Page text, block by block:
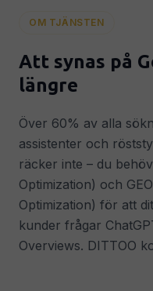
AI-integrationer
💬AI Chatbots
GPT-driven chatbot
⚡Automatiserade flöden
STRATEGI & SUPPORT
🗺️ Digital Strategi
Konkret 90-dagarsplan
Webmaster &
Säkerhet, uppdateringar
OM TJÄNSTEN
Att synas på
längre
Över 60% av alla
assistenter och
räcker inte – du
Optimization) och
Optimization) för att
kunder frågar
Overviews. DITTOO